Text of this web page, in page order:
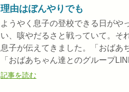
理由はぼんやりでも
ようやく息子の登校できる日がや
い、咳やだるさと戦っていて。そ
息子が伝えてきました。「おばあ
「おばあちゃん達とのグループ
記事を読む